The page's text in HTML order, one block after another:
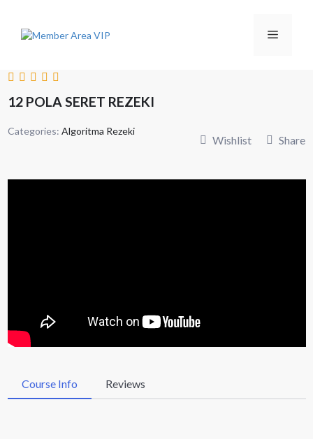
M
12 POLA SERET REZEKI
Categories: Algoritma Rezeki
Wishlist Share
Course Info Reviews